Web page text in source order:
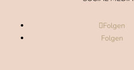
Folgen
Folgen